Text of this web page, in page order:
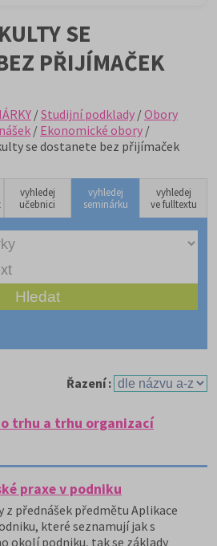
SE
PŘIJÍMAČEK
/Studijní podklady /Obory
/ Ekonomické obory /
se dostanete bez přijímaček
vyhledej
učebnici
vyhledej
seminárku
vyhledej
ve fulltextu
Řazení :
trhu a trhu organizací
praxe v podniku
z přednášek předmětu Aplikace
které seznamují jak s
okolí podniku, tak se základy